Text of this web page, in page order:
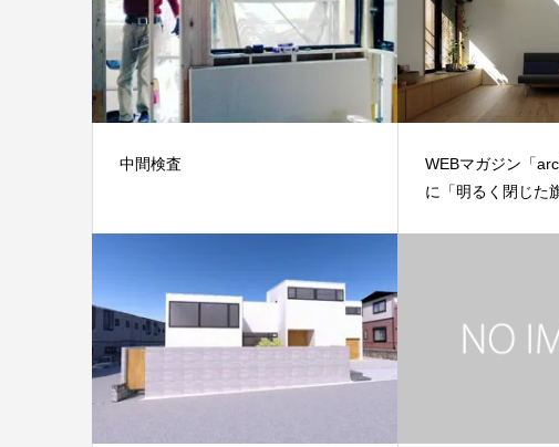
中間検査
WEBマガジン「
に「明るく閉じた